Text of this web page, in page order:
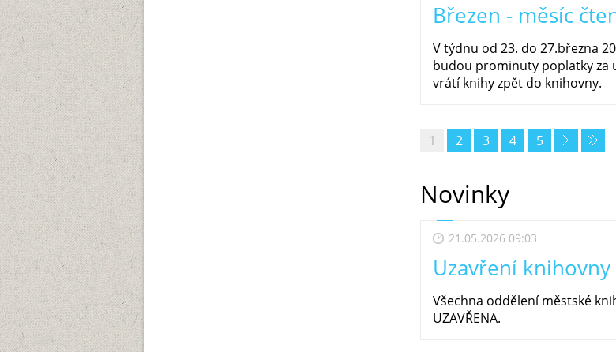
Březen - měsíc
V týdnu od 23. do 27.března
budou prominuty poplatky
vrátí knihy zpět do knihovny.
1 2 3 4 5
Novinky
21.05.2026 09:03
Uzavření knihovny
Všechna oddělení městské
UZAVŘENA.